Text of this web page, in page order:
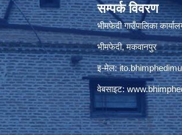
सम्पर्क विवरण
भीमफेदी गाउँपालिका
भीमफेदी, मकवानपुर
इ-मेल:
वेबसाइट: www.